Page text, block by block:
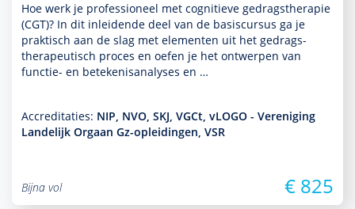
Hoe werk je professioneel met cogni­tieve gedrags­thera­pie
(CGT)? In dit inleidende deel van de basis­cursus ga je
prak­tisch aan de slag met elementen uit het gedrags­
thera­peu­tisch proces en oefen je het ontwerpen van
functie- en bete­kenisanalyses en …
Accreditaties: NIP, NVO, SKJ, VGCt, vLOGO - Vereniging
Landelijk Orgaan Gz-opleidingen, VSR
Bijna vol € 825